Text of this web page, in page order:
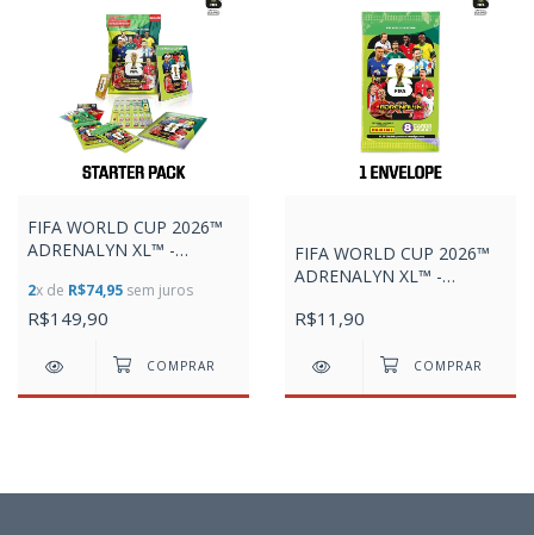
FIFA WORLD CUP 2026™
ADRENALYN XL™ -
2x de R$74,95 sem juros
R$149,90
FIFA WORLD CUP 2026™
ADRENALYN XL™ -
CUPOM
R$11,90